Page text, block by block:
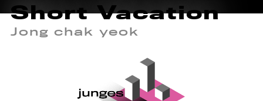
Short Vacation
Jong chak yeok